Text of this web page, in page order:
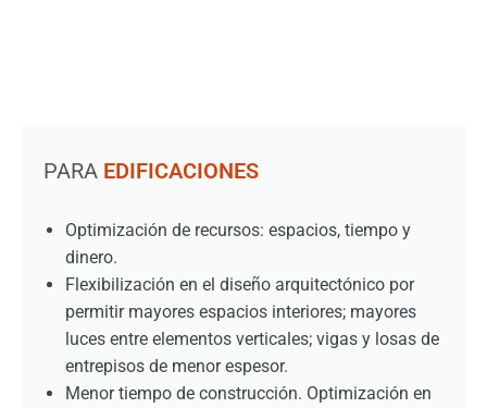
PARA EDIFICACIONES
Optimización de recursos: espacios, tiempo y
dinero.
Flexibilización en el diseño arquitectónico por
permitir mayores espacios interiores; mayores
luces entre elementos verticales; vigas y losas de
entrepisos de menor espesor.
Menor tiempo de construcción. Optimización en